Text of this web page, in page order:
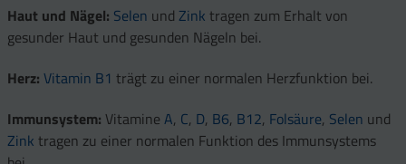
Haut und Nägel: Selen und Zink tragen zum Erhalt von
gesunder Haut und gesunden Nägeln bei.
Herz: Vitamin B1 trägt zu einer normalen Herzfunktion bei.
Immunsystem: Vitamine A, C, D, B6, B12, Folsäure, Selen und
Zink tragen zu einer normalen Funktion des Immunsystems